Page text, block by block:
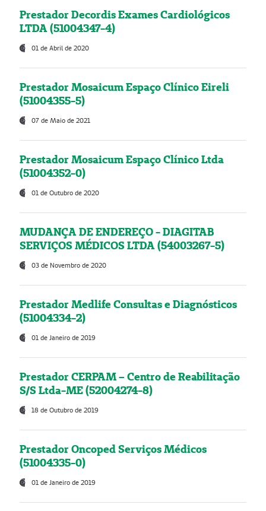
Prestador Decordis Exames Cardiológicos
LTDA (51004347-4)
01 de Abril de 2020
Prestador Mosaicum Espaço Clínico Eireli
(51004355-5)
07 de Maio de 2021
Prestador Mosaicum Espaço Clínico Ltda
(51004352-0)
01 de Outubro de 2020
MUDANÇA DE ENDEREÇO - DIAGITAB
SERVIÇOS MÉDICOS LTDA (54003267-5)
03 de Novembro de 2020
Prestador Medlife Consultas e Diagnósticos
(51004334-2)
01 de Janeiro de 2019
Prestador CERPAM – Centro de Reabilitação
S/S Ltda-ME (52004274-8)
18 de Outubro de 2019
Prestador Oncoped Serviços Médicos
(51004335-0)
01 de Janeiro de 2019